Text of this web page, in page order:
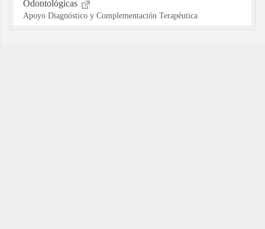
Odontológicas
Apoyo Diagnóstico y Complementación Terapéutica